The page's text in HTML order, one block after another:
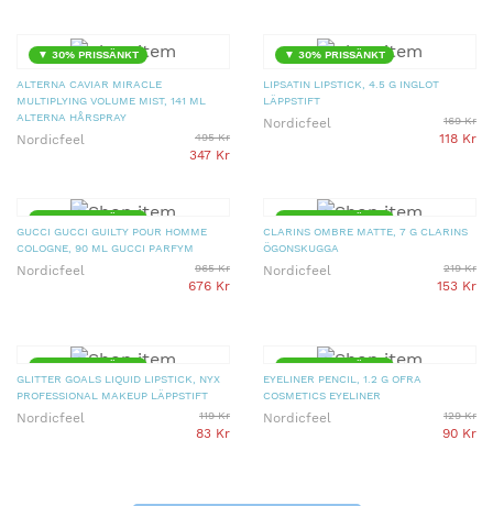
▼ 30% PRISSÄNKT
ALTERNA CAVIAR MIRACLE
MULTIPLYING VOLUME MIST, 141 ML
ALTERNA HÅRSPRAY
Nordicfeel 495 Kr
347 Kr
▼ 30% PRISSÄNKT
LIPSATIN LIPSTICK, 4.5 G INGLOT
LÄPPSTIFT
Nordicfeel 169 Kr
118 Kr
▼ 30% PRISSÄNKT
GUCCI GUCCI GUILTY POUR HOMME
COLOGNE, 90 ML GUCCI PARFYM
Nordicfeel 965 Kr
676 Kr
▼ 30% PRISSÄNKT
CLARINS OMBRE MATTE, 7 G CLARINS
ÖGONSKUGGA
Nordicfeel 219 Kr
153 Kr
▼ 30% PRISSÄNKT
GLITTER GOALS LIQUID LIPSTICK, NYX
PROFESSIONAL MAKEUP LÄPPSTIFT
Nordicfeel 119 Kr
83 Kr
▼ 30% PRISSÄNKT
EYELINER PENCIL, 1.2 G OFRA
COSMETICS EYELINER
Nordicfeel 129 Kr
90 Kr